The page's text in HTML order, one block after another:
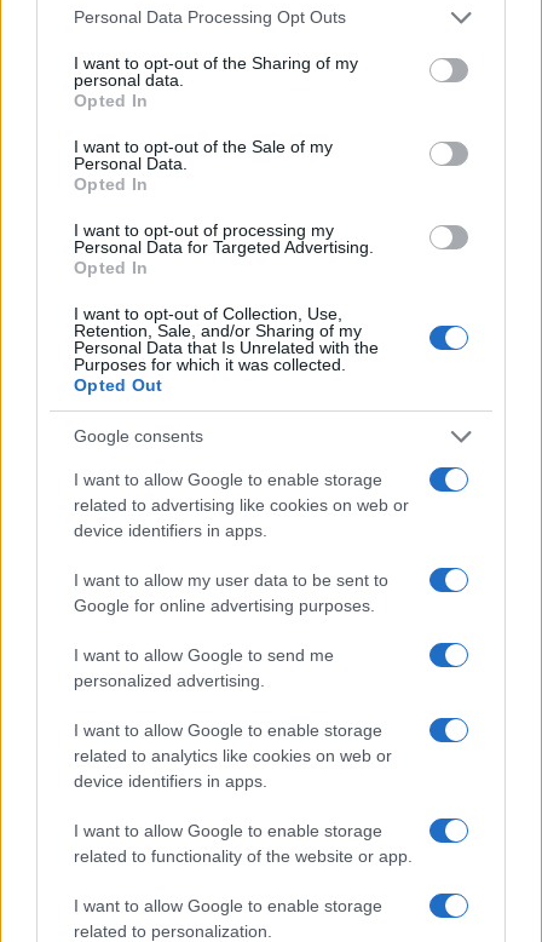
Please note that this website/app uses one or more Google
not limited to your visit or usage behaviour. You may click to
grant or deny consent to Google and its third-party tags to
use your data for below specified purposes in below Google
consent section.
Personal Data Processing Opt Outs
I want to opt-out of the Sharing of my
personal data.
Opted In
I want to opt-out of the Sale of my
Personal Data.
Opted In
I want to opt-out of processing my
Personal Data for Targeted Advertising.
Opted In
I want to opt-out of Collection, Use,
Retention, Sale, and/or Sharing of my
Personal Data that Is Unrelated with the
Purposes for which it was collected.
Opted Out
Google consents
I want to allow Google to enable storage
related to advertising like cookies on web or
device identifiers in apps.
I want to allow my user data to be sent to
Google for online advertising purposes.
I want to allow Google to send me
personalized advertising.
I want to allow Google to enable storage
related to analytics like cookies on web or
device identifiers in apps.
I want to allow Google to enable storage
related to functionality of the website or app.
I want to allow Google to enable storage
related to personalization.
Stap-voor-stap gids voor projectfinanciering met SPV’s en
cashflow waterfalls
Sven Bakker · 7 aug 2026
FINANCIERING
Financieringsopties vergelijken: kosten, flexibiliteit en risico
Lotte de Vries · 6 aug 2026
CRYPTOKOERSEN
Prijs
Eureka Bridged PAX Gold (Terra $4,205.78